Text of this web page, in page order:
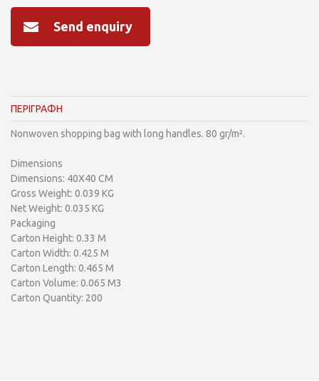
Send enquiry
ΠΕΡΙΓΡΑΦΗ
Nonwoven shopping bag with long handles. 80 gr/m².
Dimensions
Dimensions: 40X40 CM
Gross Weight: 0.039 KG
Net Weight: 0.035 KG
Packaging
Carton Height: 0.33 M
Carton Width: 0.425 M
Carton Length: 0.465 M
Carton Volume: 0.065 M3
Carton Quantity: 200